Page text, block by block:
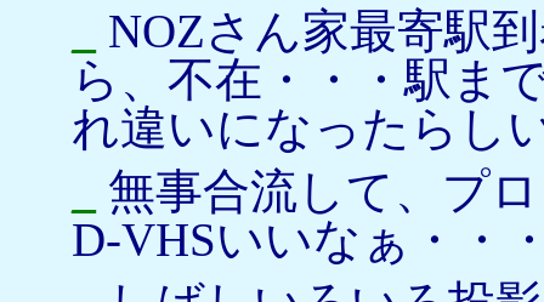
NOZさん家最寄駅
ら、不在・・・駅ま
れ違いになったらし
無事合流して、プ
D-VHSいいなぁ・・